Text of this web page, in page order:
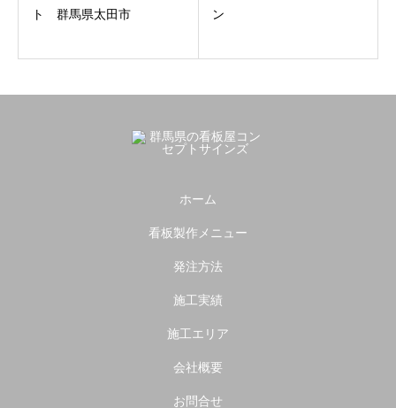
ト 群馬県太田市
ン
ホーム
看板製作メニュー
発注方法
施工実績
施工エリア
会社概要
お問合せ